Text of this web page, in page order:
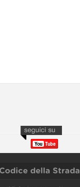
Codice della Strada